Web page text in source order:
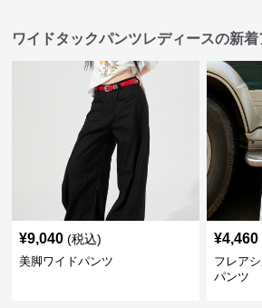
ワイドタックパンツレディースの新着
¥9,040 (税込)
美脚ワイドパンツ
¥4,460
フレア
パンツ